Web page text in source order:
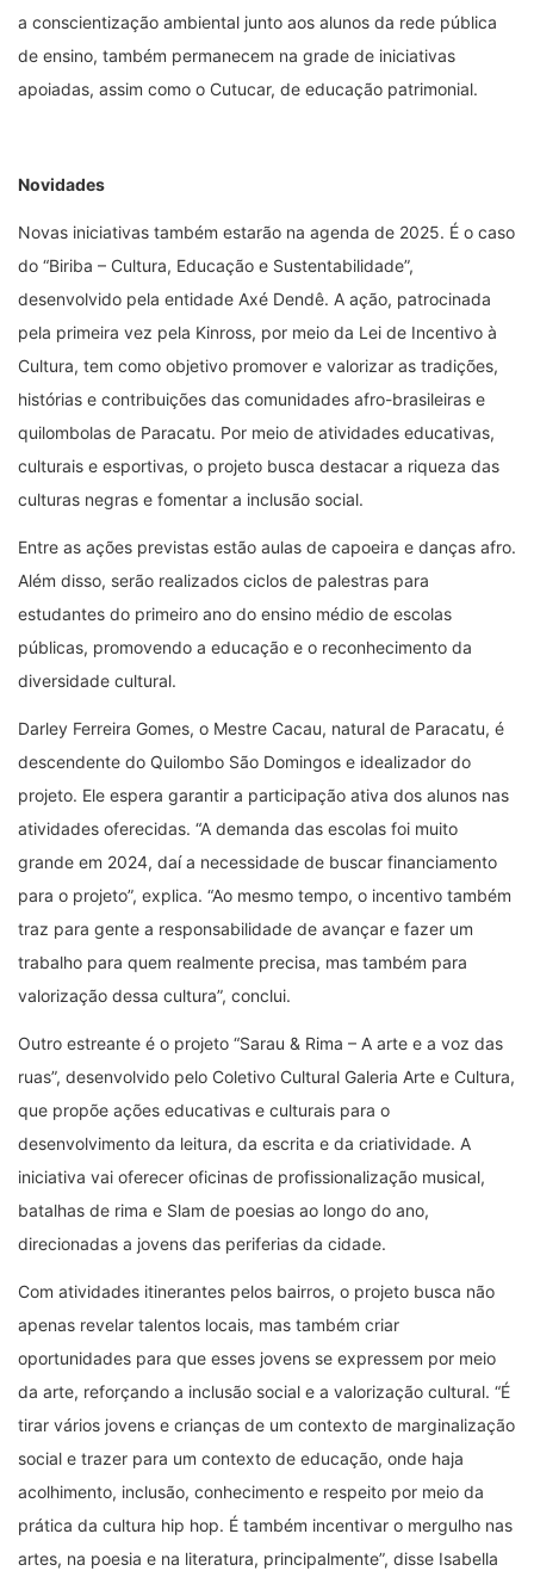
a conscientização ambiental junto aos alunos da rede pública
de ensino, também permanecem na grade de iniciativas
apoiadas, assim como o Cutucar, de educação patrimonial.
Novidades
Novas iniciativas também estarão na agenda de 2025. É o caso
do “Biriba – Cultura, Educação e Sustentabilidade”,
desenvolvido pela entidade Axé Dendê. A ação, patrocinada
pela primeira vez pela Kinross, por meio da Lei de Incentivo à
Cultura, tem como objetivo promover e valorizar as tradições,
histórias e contribuições das comunidades afro-brasileiras e
quilombolas de Paracatu. Por meio de atividades educativas,
culturais e esportivas, o projeto busca destacar a riqueza das
culturas negras e fomentar a inclusão social.
Entre as ações previstas estão aulas de capoeira e danças afro.
Além disso, serão realizados ciclos de palestras para
estudantes do primeiro ano do ensino médio de escolas
públicas, promovendo a educação e o reconhecimento da
diversidade cultural.
Darley Ferreira Gomes, o Mestre Cacau, natural de Paracatu, é
descendente do Quilombo São Domingos e idealizador do
projeto. Ele espera garantir a participação ativa dos alunos nas
atividades oferecidas. “A demanda das escolas foi muito
grande em 2024, daí a necessidade de buscar financiamento
para o projeto”, explica. “Ao mesmo tempo, o incentivo também
traz para gente a responsabilidade de avançar e fazer um
trabalho para quem realmente precisa, mas também para
valorização dessa cultura”, conclui.
Outro estreante é o projeto “Sarau & Rima – A arte e a voz das
ruas”, desenvolvido pelo Coletivo Cultural Galeria Arte e Cultura,
que propõe ações educativas e culturais para o
desenvolvimento da leitura, da escrita e da criatividade. A
iniciativa vai oferecer oficinas de profissionalização musical,
batalhas de rima e Slam de poesias ao longo do ano,
direcionadas a jovens das periferias da cidade.
Com atividades itinerantes pelos bairros, o projeto busca não
apenas revelar talentos locais, mas também criar
oportunidades para que esses jovens se expressem por meio
da arte, reforçando a inclusão social e a valorização cultural. “É
tirar vários jovens e crianças de um contexto de marginalização
social e trazer para um contexto de educação, onde haja
acolhimento, inclusão, conhecimento e respeito por meio da
prática da cultura hip hop. É também incentivar o mergulho nas
artes, na poesia e na literatura, principalmente”, disse Isabella